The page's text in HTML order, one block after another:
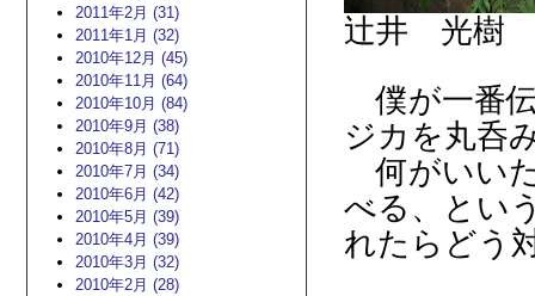
2011年2月 (31)
2011年1月 (32)
2010年12月 (45)
2010年11月 (64)
2010年10月 (84)
2010年9月 (38)
2010年8月 (71)
2010年7月 (34)
2010年6月 (42)
2010年5月 (39)
2010年4月 (39)
2010年3月 (32)
2010年2月 (28)
辻井 光樹
僕が一番
ジカを丸呑
何がいい
べる、とい
れたらどう